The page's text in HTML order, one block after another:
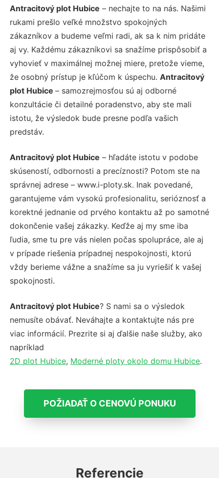
Antracitový plot Hubice – nechajte to na nás. Našimi
rukami prešlo veľké množstvo spokojných
zákazníkov a budeme veľmi radi, ak sa k nim pridáte
aj vy. Každému zákazníkovi sa snažíme prispôsobiť a
vyhovieť v maximálnej možnej miere, pretože vieme,
že osobný prístup je kľúčom k úspechu. Antracitový
plot Hubice – samozrejmosťou sú aj odborné
konzultácie či detailné poradenstvo, aby ste mali
istotu, že výsledok bude presne podľa vašich
predstáv.
Antracitový plot Hubice – hľadáte istotu v podobe
skúseností, odbornosti a precíznosti? Potom ste na
správnej adrese – www.i-ploty.sk. Inak povedané,
garantujeme vám vysokú profesionalitu, serióznosť a
korektné jednanie od prvého kontaktu až po samotné
dokončenie vašej zákazky. Keďže aj my sme iba
ľudia, sme tu pre vás nielen počas spolupráce, ale aj
v prípade riešenia prípadnej nespokojnosti, ktorú
vždy berieme vážne a snažíme sa ju vyriešiť k vašej
spokojnosti.
Antracitový plot Hubice? S nami sa o výsledok
nemusíte obávať. Neváhajte a kontaktujte nás pre
viac informácií. Prezrite si aj ďalšie naše služby, ako
napríklad
2D plot Hubice, Moderné ploty okolo domu Hubice.
POŽIADAŤ O CENOVÚ PONUKU
Referencie